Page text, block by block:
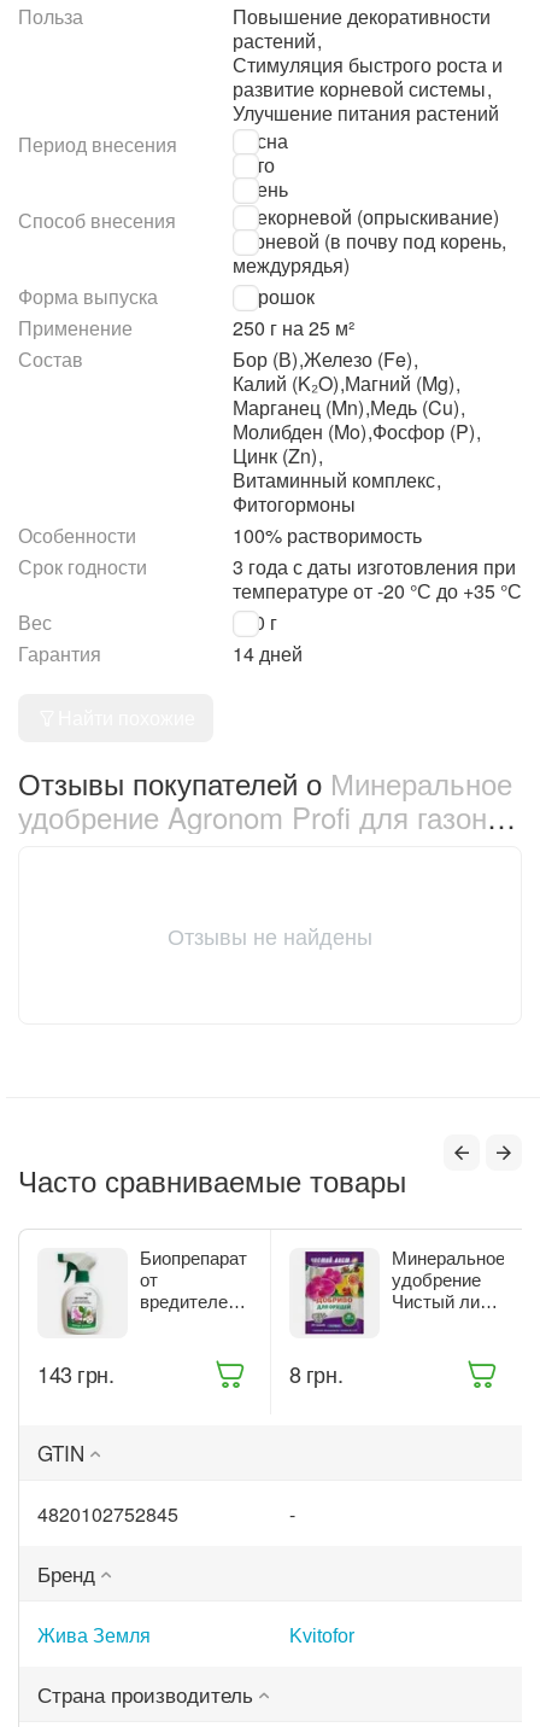
Польза
Повышение декоративности
растений,
Стимуляция быстрого роста и
развитие корневой системы,
Улучшение питания растений
Период внесения
Весна
Лето
Осень
Способ внесения
Внекорневой (опрыскивание)
Корневой (в почву под корень,
междурядья)
Форма выпуска
Порошок
Применение
250 г на 25 м²
Состав
Бор (В),Железо (Fe),
Калий (K₂O),Магний (Mg),
Марганец (Mn),Медь (Cu),
Молибден (Mo),Фосфор (P),
Цинк (Zn),
Витаминный комплекс,
Фитогормоны
Особенности
100% растворимость
Срок годности
3 года с даты изготовления при
температуре от -20 °С до +35 °С
Вес
250 г
Гарантия
14 дней
Отзывы покупателей о Минеральное
удобрение Agronom Profi для газонов
Отзывы не найдены
Часто сравниваемые товары
Биопрепарат
от
вредителей
Жива Земля
‍143‍ грн.
Минеральное
удобрение
Чистый лист
‍8‍ грн.
GTIN
4820102752845 -
Бренд
Жива Земля Kvitofor
Страна производитель